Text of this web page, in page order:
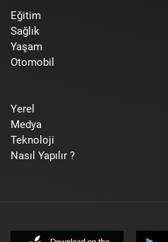
Eğitim
Sağlık
Yaşam
Otomobil
Yerel
Medya
Teknoloji
Nasıl Yapılır ?